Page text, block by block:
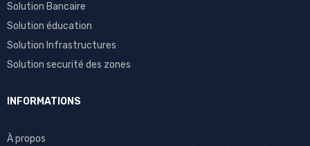
Solution Bancaire
Solution éducation
Solution Infrastructures
Solution securité des zones
INFORMATIONS
À propos